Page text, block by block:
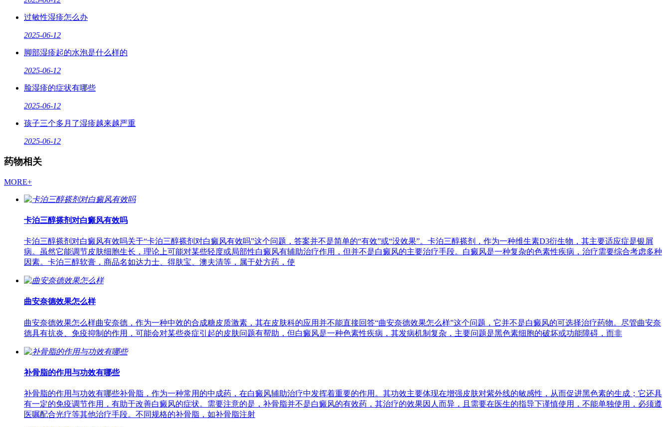
过敏性湿疹怎么办
2025-06-12
脚部湿疹起的水泡是什么样的
2025-06-12
脸湿疹的症状有哪些
2025-06-12
孩子三个多月了湿疹越来越严重
2025-06-12
药物相关
MORE+
卡泊三醇搽剂对白癜风有效吗
卡泊三醇搽剂对白癜风有效吗关于“卡泊三醇搽剂对白癜风有效吗”这个问题，答案并不是简单的“有效”或“没效果”。卡泊三醇搽剂，作为一种维生素D3衍生物，其主要适应症是银屑
病。虽然它能调节皮肤细胞生长，理论上可能对某些轻度或局部性白癜风有辅助治疗作用，但并不是白癜风的主要治疗手段。白癜风是一种复杂的色素性疾病，治疗需要综合考虑多种
因素。卡泊三醇软膏，商品名如达力士、得肤宝、澳夫清等，属于处方药，使
曲安奈德效果怎么样
曲安奈德效果怎么样曲安奈德，作为一种中效的合成糖皮质激素，其在皮肤科的应用并不能直接回答“曲安奈德效果怎么样”这个问题，它并不是白癜风的可选择治疗药物。尽管曲安奈
德具有抗炎、免疫抑制的作用，可能会对某些炎症引起的皮肤问题有帮助，但白癜风是一种色素性疾病，其发病机制复杂，主要问题是黑色素细胞的破坏或功能障碍，而非
补骨脂的作用与功效有哪些
补骨脂的作用与功效有哪些补骨脂，作为一种常用的中成药，在白癜风辅助治疗中发挥着重要的作用。其功效主要体现在增强皮肤对紫外线的敏感性，从而促进黑色素的生成；它还具
有一定的免疫调节作用，有助于改善白癜风的症状。需要注意的是，补骨脂并不是白癜风的有效药，其治疗的效果因人而异，且需要在医生的指导下谨慎使用，不能单独使用，必须遵
医嘱配合光疗等其他治疗手段。不同规格的补骨脂，如补骨脂注射